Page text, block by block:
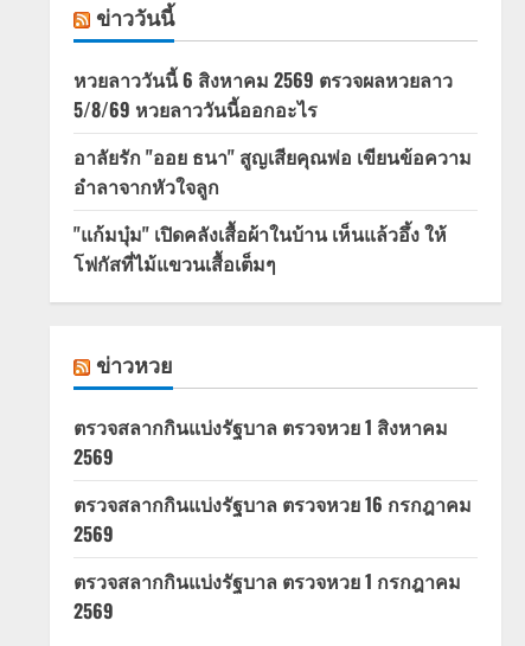
ข่าววันนี้
หวยลาววันนี้ 6 สิงหาคม 2569 ตรวจผลหวยลาว
5/8/69 หวยลาววันนี้ออกอะไร
อาลัยรัก "ออย ธนา" สูญเสียคุณพ่อ เขียนข้อความ
อำลาจากหัวใจลูก
"แก้มบุ๋ม" เปิดคลังเสื้อผ้าในบ้าน เห็นแล้วอึ้ง ให้
โฟกัสที่ไม้แขวนเสื้อเต็มๆ
ข่าวหวย
ตรวจสลากกินแบ่งรัฐบาล ตรวจหวย 1 สิงหาคม
2569
ตรวจสลากกินแบ่งรัฐบาล ตรวจหวย 16 กรกฎาคม
2569
ตรวจสลากกินแบ่งรัฐบาล ตรวจหวย 1 กรกฎาคม
2569